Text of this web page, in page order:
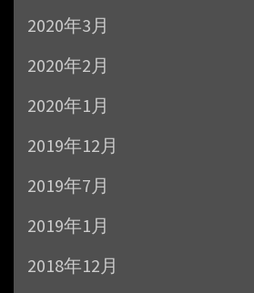
2020年3月
2020年2月
2020年1月
2019年12月
2019年7月
2019年1月
2018年12月